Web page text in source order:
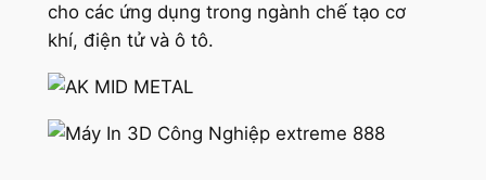
cho các ứng dụng trong ngành chế tạo cơ
khí, điện tử và ô tô.